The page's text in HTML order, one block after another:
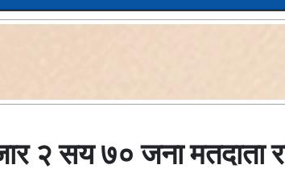
२ सय ७० जना मतदाता